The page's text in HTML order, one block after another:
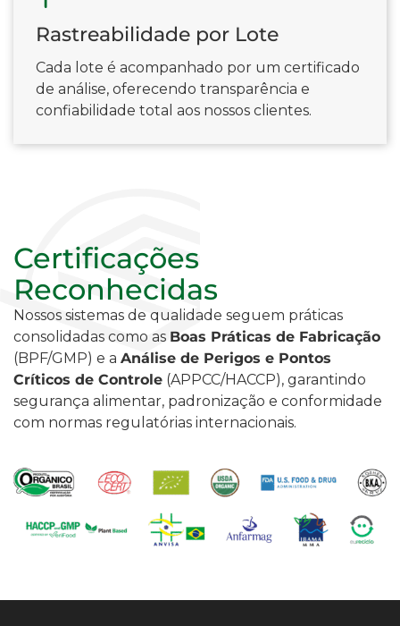
Rastreabilidade por Lote
Cada lote é acompanhado por um certificado
de análise, oferecendo transparência e
confiabilidade total aos nossos clientes.
Certificações
Reconhecidas
Nossos sistemas de qualidade seguem práticas
consolidadas como as Boas Práticas de Fabricação
(BPF/GMP) e a Análise de Perigos e Pontos
Críticos de Controle (APPCC/HACCP), garantindo
segurança alimentar, padronização e conformidade
com normas regulatórias internacionais.